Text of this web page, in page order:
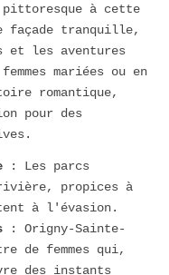
pittoresque à cette
tranquille,
et les aventures
mariées ou en
romantique,
pour des
: Les parcs
propices à
à l'évasion.
: Origny-Sainte-
de femmes qui,
des instants